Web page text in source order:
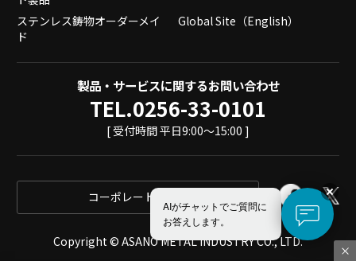
ステンレス鋳物オーダーメイ
ド
Global Site（English）
製品・サービスに関するお問い合わせ
TEL.0256-33-0101
[ 受付時間 平日9:00～15:00 ]
コーポレートサイト
Copyright © ASANO METAL INDUSTRY CO., LTD.
AIがチャットでご質問に
お答えします。